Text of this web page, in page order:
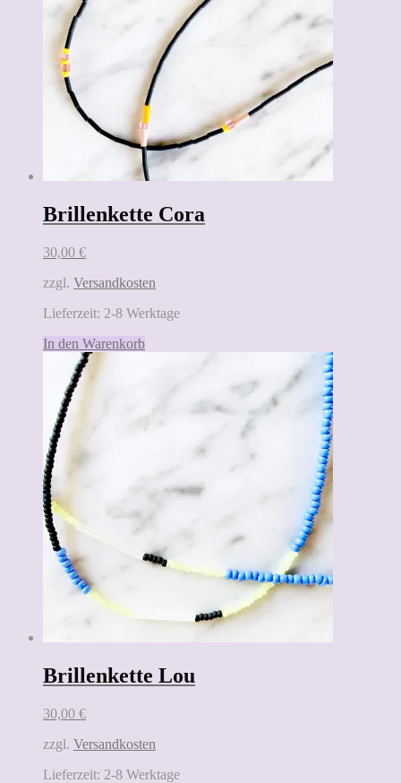
Brillenkette Cora
30,00 €
zzgl. Versandkosten
Lieferzeit: 2-8 Werktage
In den Warenkorb
Brillenkette Lou
30,00 €
zzgl. Versandkosten
Lieferzeit: 2-8 Werktage